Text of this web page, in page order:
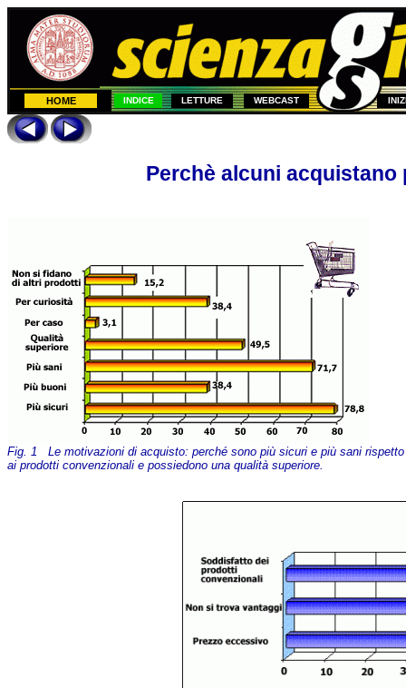
HOME INDICE LETTURE WEBCAST
Perchè alcuni
Fig. 1 Le motivazioni di acquisto: perché sono più sicuri e più sani rispetto
ai prodotti convenzionali e possiedono una qualità superiore.